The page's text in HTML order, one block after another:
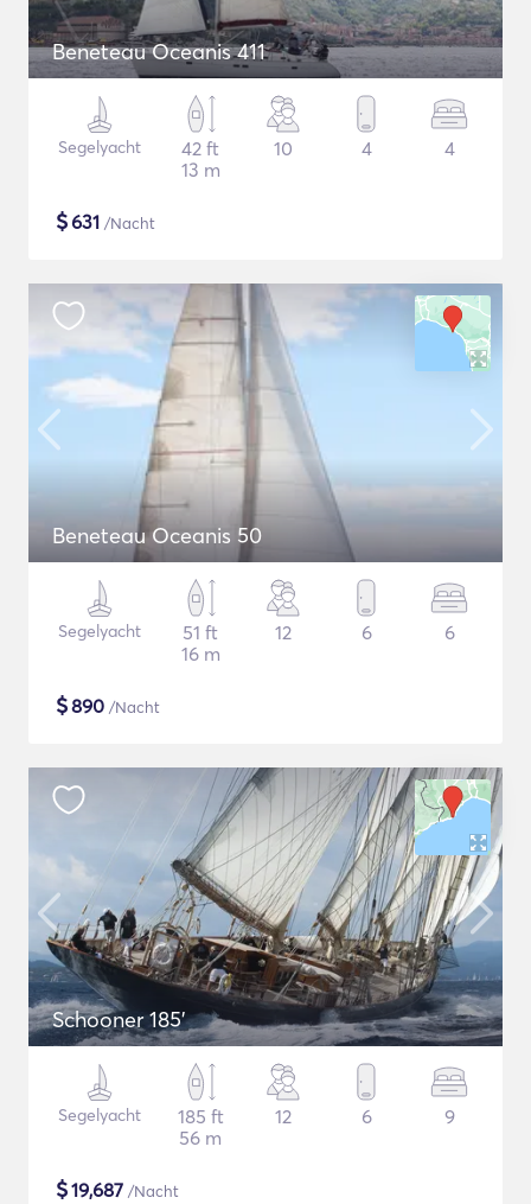
Beneteau Oceanis 411
Segelyacht
42 ft
13 m
10 4 4
$631 /Nacht
Beneteau Oceanis 50
Segelyacht
51 ft
16 m
12 6 6
$890 /Nacht
Schooner 185'
Segelyacht
185 ft
56 m
12 6 9
$19,687 /Nacht